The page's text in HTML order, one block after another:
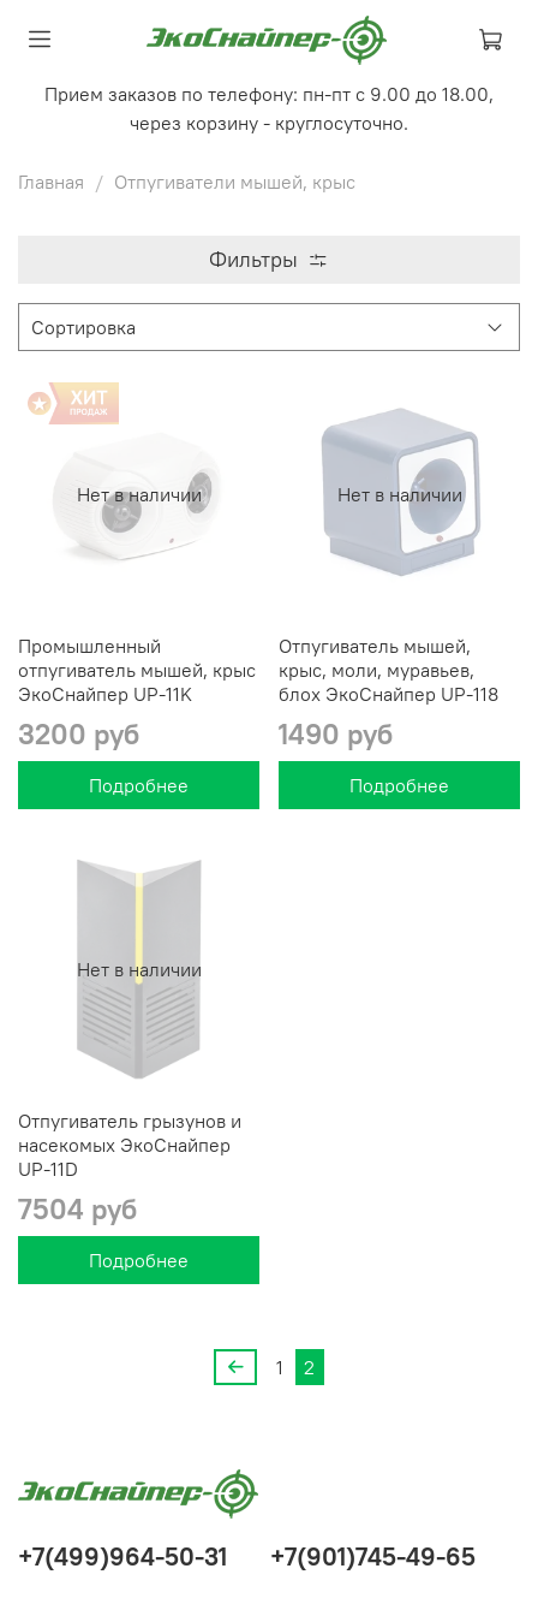
Прием заказов по телефону: пн-пт с 9.00 до 18.00,
через корзину - круглосуточно.
Главная Отпугиватели мышей, крыс
Фильтры
Нет в наличии
Промышленный
отпугиватель мышей, крыс
ЭкоСнайпер UP-11K
3200 руб
Подробнее
Нет в наличии
Отпугиватель мышей,
крыс, моли, муравьев,
блох ЭкоСнайпер UP-118
1490 руб
Подробнее
Нет в наличии
Отпугиватель грызунов и
насекомых ЭкоСнайпер
UP-11D
7504 руб
Подробнее
1 2
+7(499)964-50-31 +7(901)745-49-65